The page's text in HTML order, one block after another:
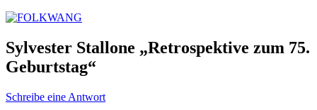
Sylvester Stallone „Retrospektive zum 75.
Geburtstag“
Schreibe eine Antwort